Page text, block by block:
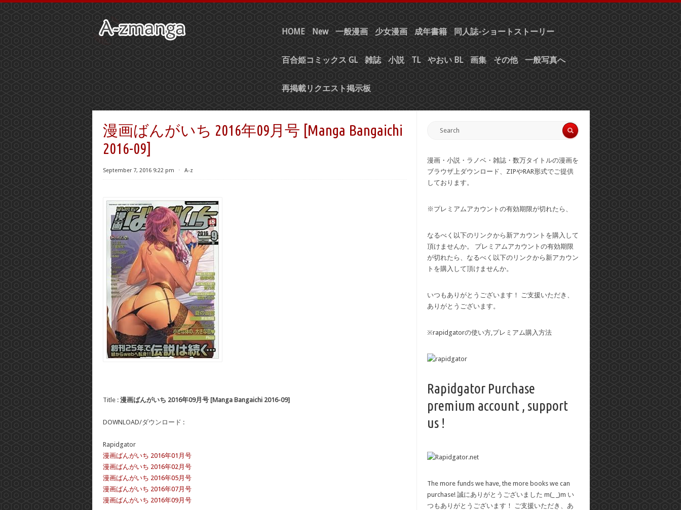
HOME New 一般漫画 少女漫画 成年書籍 同人誌-ショートストーリー
百合姫コミックス GL 雑誌 小説 TL やおい BL 画集 その他 一般写真へ
再掲載リクエスト掲示板
漫画ばんがいち 2016年09月号 [Manga Bangaichi
2016-09]
September 7, 2016 9:22 pm ⋅ A-z
Title : 漫画ばんがいち 2016年09月号 [Manga Bangaichi 2016-09]
DOWNLOAD/ダウンロード :
Rapidgator
漫画ばんがいち 2016年01月号
漫画ばんがいち 2016年02月号
漫画ばんがいち 2016年05月号
漫画ばんがいち 2016年07月号
漫画ばんがいち 2016年09月号
漫画・小説・ラノベ・雑誌・数万タイトルの漫画を
ブラウザ上ダウンロード、ZIPやRAR形式でご提供
しております。
※プレミアムアカウントの有効期限が切れたら、
なるべく以下のリンクから新アカウントを購入して
頂けませんか。 プレミアムアカウントの有効期限
が切れたら、なるべく以下のリンクから新アカウン
トを購入して頂けませんか。
いつもありがとうございます！ ご支援いただき、
ありがとうございます。
※rapidgatorの使い方,プレミアム購入方法
Rapidgator Purchase
premium account , support
us !
The more funds we have, the more books we can
purchase! 誠にありがとうございました m(_ _)m い
つもありがとうございます！ ご支援いただき、あ